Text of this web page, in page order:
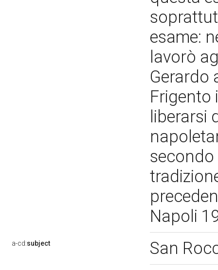
esame:
lavorò
Gerardo
Frigento
liberarsi
Napoli
a-cd:subject San